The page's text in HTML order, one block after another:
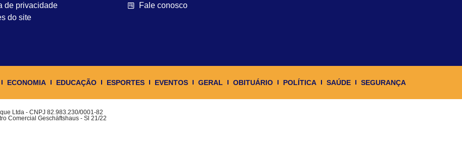
de privacidade
do site
Fale conosco
ECONOMIA EDUCAÇÃO ESPORTES EVENTOS GERAL OBITUÁRIO POLÍTICA SAÚDE SEGURANÇA
Ltda - CNPJ 82.983.230/0001-82
Comercial Geschäftshaus - Sl 21/22